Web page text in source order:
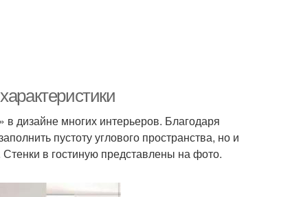
дизайне многих интерьеров. Благодаря
пустоту углового пространства, но и
в гостиную представлены на фото.